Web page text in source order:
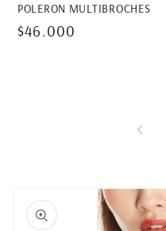
POLERON MULTIBROCHES
Precio
$46.000
directamente
a la
información